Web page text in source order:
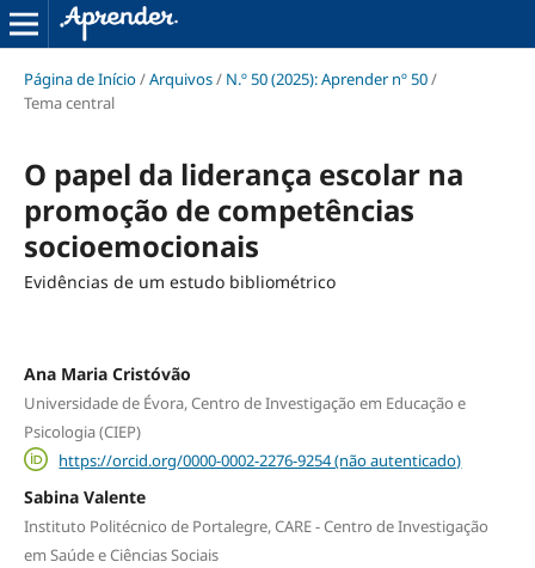
Página de Início/Arquivos/ N.º 50 (2025): Aprender nº 50/
Tema central
O papel da liderança escolar na
promoção de competências
socioemocionais
Evidências de um estudo bibliométrico
Ana Maria Cristóvão
Universidade de Évora, Centro de Investigação em Educação e
Psicologia (CIEP)
https://orcid.org/0000-0002-2276-9254 (não autenticado)
Sabina Valente
Instituto Politécnico de Portalegre, CARE - Centro de Investigação
em Saúde e Ciências Sociais